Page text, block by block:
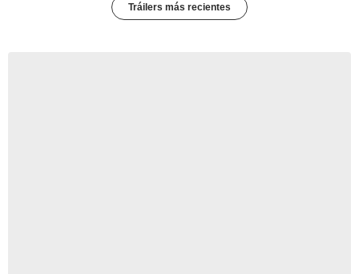
Tráilers más recientes